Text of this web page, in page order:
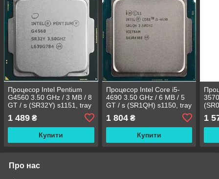
Процесор Intel Pentium
G4560 3.50 GHz / 3 MB / 8
GT / s (SR32Y) s1151, tray
1 489 ₴
Купити
Процесор Intel Core i5-
4690 3.50 GHz / 6 MB / 5
GT / s (SR1QH) s1150, tray
1 804₴
Купити
1
Про нас